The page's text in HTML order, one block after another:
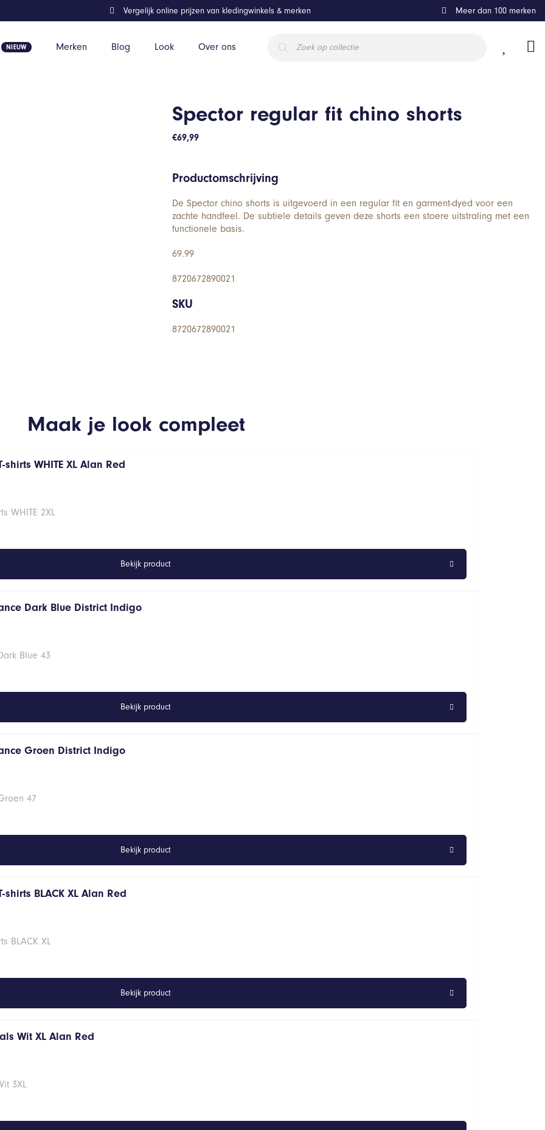
Merken Blog Look Over ons
zoeken
Vergelijk online prijzen van kledingwinkels & merken Meer dan 100 merken
Spector regular fit chino shorts
€69,99
Productomschrijving
De Spector chino shorts is uitgevoerd in een regular fit en garment-dyed voor een
zachte handfeel. De subtiele details geven deze shorts een stoere uitstraling met een
functionele basis.
69.99
8720672890021
SKU
8720672890021
Maak je look compleet
WHITE XL Alan Red
WHITE 2XL
Bekijk product
Dark Blue District Indigo
Blue 43
Bekijk product
Groen District Indigo
47
Bekijk product
BLACK XL Alan Red
BLACK XL
Bekijk product
Wit XL Alan Red
3XL